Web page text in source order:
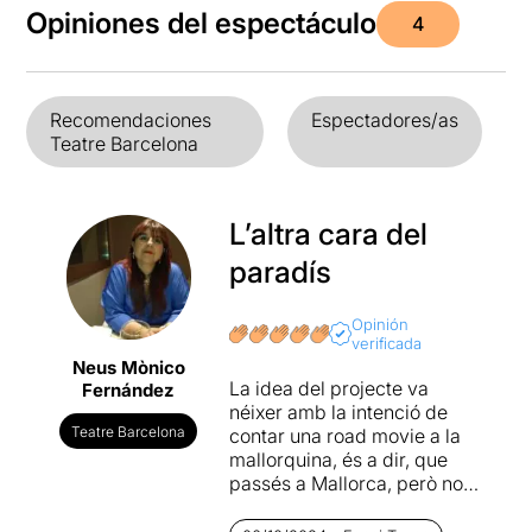
Opiniones del espectáculo 4
Recomendaciones
Teatre Barcelona
Espectadores/as
Neus Mònico
Fernández
Teatre Barcelona
L’altra cara del
paradís
Opinión
verificada
La idea del projecte va
néixer amb la intenció de
contar una road movie a la
mallorquina, és a dir, que
passés a Mallorca, però no